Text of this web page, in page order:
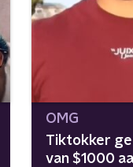
OMG
Tiktokker
van $1000